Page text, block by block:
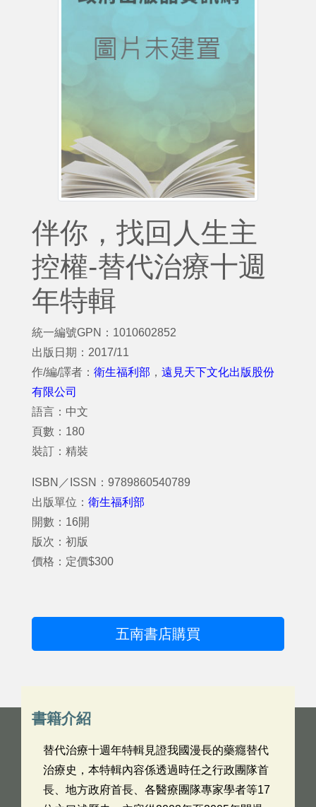
伴你，找回人生主
控權-替代治療十週
年特輯
統一編號GPN：1010602852
出版日期：2017/11
作/編/譯者： 衛生福利部 ， 遠見天下文化出版股份
有限公司
語言：中文
頁數：180
裝訂：精裝
ISBN／ISSN：9789860540789
出版單位： 衛生福利部
開數：16開
版次：初版
價格：定價$300
五南書店購買
書籍介紹
替代治療十週年特輯見證我國漫長的藥癮替代
治療史，本特輯內容係透過時任之行政團隊首
長、地方政府首長、各醫療團隊專家學者等17